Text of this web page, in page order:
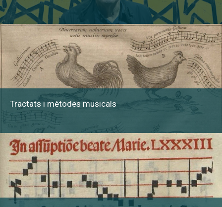
Tractats i mètodes musicals